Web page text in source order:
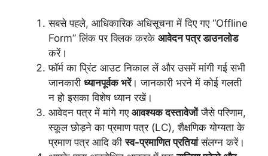
सबसे पहले, आधिकारिक अधिसूचना में दिए गए “Offline
Form” लिंक पर क्लिक करके आवेदन पत्र डाउनलोड
करें।
फॉर्म का प्रिंट आउट निकाल लें और उसमें मांगी गई सभी
जानकारी ध्यानपूर्वक भरें। जानकारी भरने में कोई गलती
न हो इसका विशेष ध्यान रखें।
आवेदन पत्र में मांगे गए आवश्यक दस्तावेजोंजैसे परिणाम,
स्कूल छोड़ने का प्रमाण पत्र (LC), शैक्षणिक योग्यता के
प्रमाण पत्र आदि कीस्व-प्रमाणित प्रतियांसंलग्न करें।